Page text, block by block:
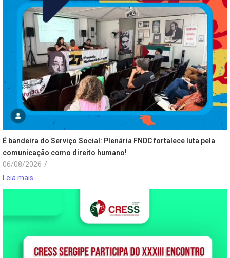
É bandeira do Serviço Social: Plenária FNDC fortalece luta pela
comunicação como direito humano!
06/08/2026 /
Leia mais